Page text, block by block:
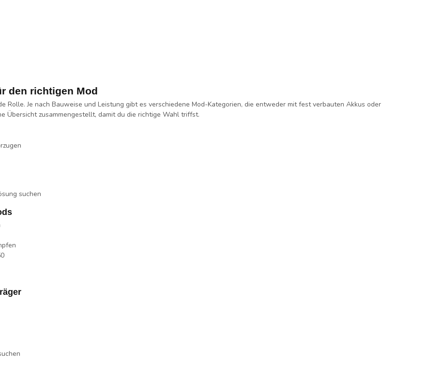
den richtigen Mod
Rolle. Je nach Bauweise und Leistung gibt es verschiedene Mod-Kategorien, die entweder mitfest verbauten Akkus oder
Übersicht zusammengestellt, damit du die richtige Wahl triffst.
suchen